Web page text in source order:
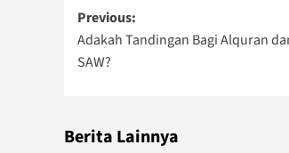
Post
navigation
Previous:
Adakah Tandingan Bagi Alquran
SAW?
Berita Lainnya